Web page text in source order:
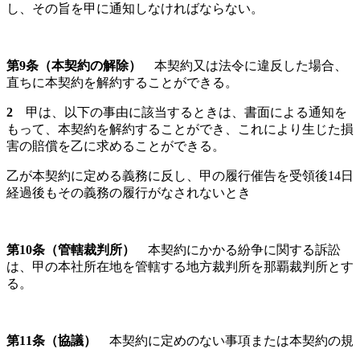
し、その旨を甲に通知しなければならない。
第9条（本契約の解除） 本契約又は法令に違反した場合、
直ちに本契約を解約することができる。
2
甲は、以下の事由に該当するときは、書面による通知を
もって、本契約を解約することができ、これにより生じた損
害の賠償を乙に求めることができる。
乙が本契約に定める義務に反し、甲の履行催告を受領後14日
経過後もその義務の履行がなされないとき
第10条（管轄裁判所） 本契約にかかる紛争に関する訴訟
は、甲の本社所在地を管轄する地方裁判所を那覇裁判所とす
る。
第11条（協議） 本契約に定めのない事項または本契約の規